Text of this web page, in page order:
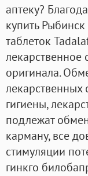
аптеку?
купить
таблеток
лекарственное
оригинала.
лекарственных
гигиены,
подлежат
карману, все
стимуляции
гинкго